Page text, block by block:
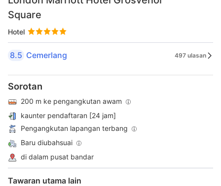
Square
Hotel
8.5 Cemerlang 497 ulasan
Sorotan
200 m ke pengangkutan awam
kaunter pendaftaran [24 jam]
Pengangkutan lapangan terbang
Baru diubahsuai
di dalam pusat bandar
Tawaran utama lain